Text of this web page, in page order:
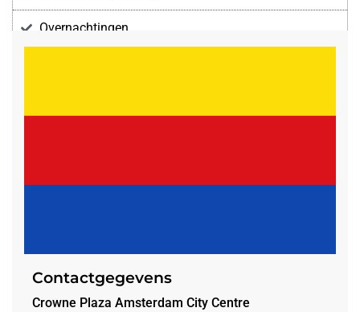
Overnachtingen
Contactgegevens
Crowne Plaza Amsterdam City Centre